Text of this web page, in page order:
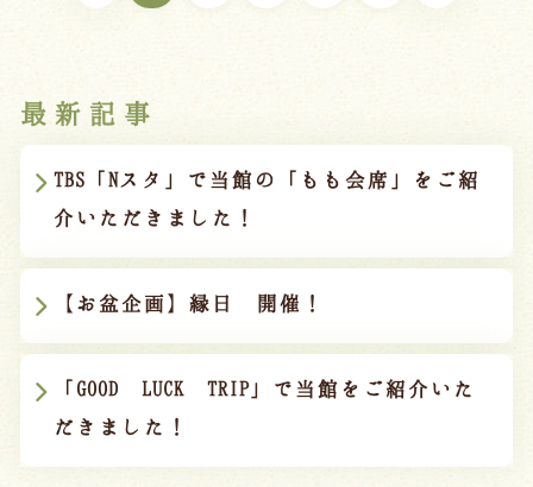
最新記事
TBS「Nスタ」で当館の「もも会席」をご紹
介いただきました！
【お盆企画】縁日 開催！
「GOOD LUCK TRIP」で当館をご紹介いた
だきました！